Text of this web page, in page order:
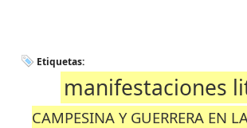
Etiquetas:
manifestaciones
CAMPESINA Y GUERRERA EN